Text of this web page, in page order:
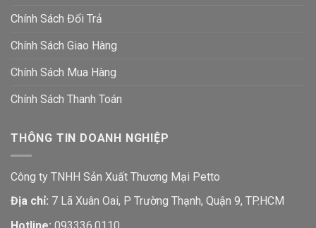
Chính Sách Đổi Trả
Chính Sách Giao Hàng
Chính Sách Mua Hàng
Chính Sách Thanh Toán
THÔNG TIN DOANH NGHIỆP
Công ty TNHH Sản Xuất Thương Mại Petto
Địa chỉ: 7 Lã Xuân Oai, P Trường Thạnh, Quận 9, TP.HCM